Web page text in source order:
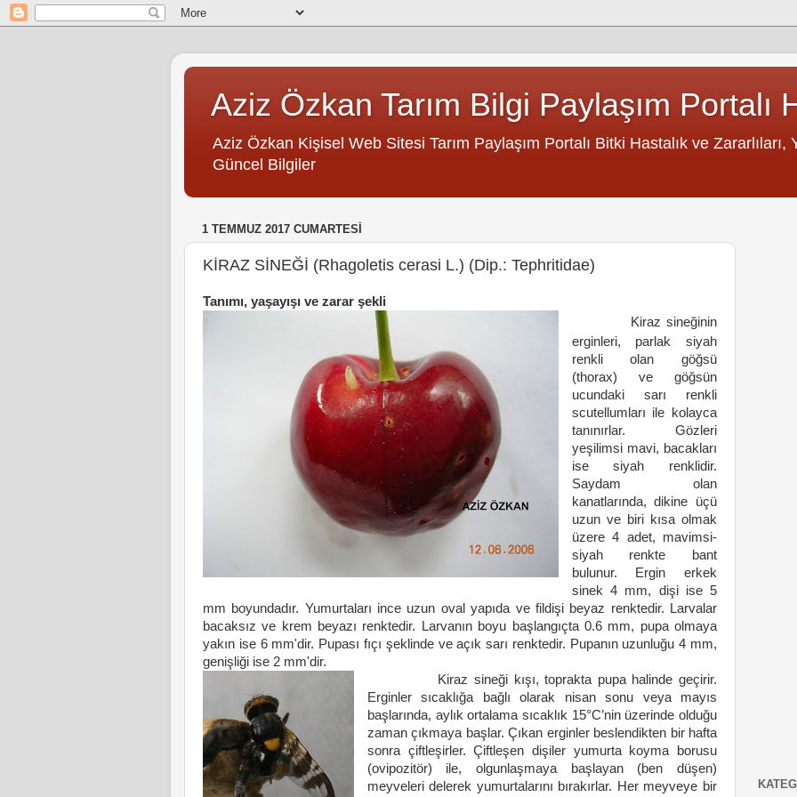
Aziz Özkan Tarım Bilgi Paylaşım Portalı
Aziz Özkan Kişisel Web Sitesi Tarım Paylaşım Portalı Bitki Hastalık ve Zararlıları,
Güncel Bilgiler
1 TEMMUZ 2017 CUMARTESI
KİRAZ SİNEĞİ (Rhagoletis cerasi L.) (Dip.: Tephritidae)
Tanımı, yaşayışı ve zarar şekli
Kiraz sineğinin
erginleri, parlak siyah
renkli olan göğsü
(thorax) ve göğsün
ucundaki sarı renkli
scutellumları ile kolayca
tanınırlar. Gözleri
yeşilimsi mavi, bacakları
ise siyah renklidir.
Saydam olan
kanatlarında, dikine üçü
uzun ve biri kısa olmak
üzere 4 adet, mavimsi-
siyah renkte bant
bulunur. Ergin erkek
sinek4 mm, dişi ise5
mm boyundadır. Yumurtaları ince uzun oval yapıda ve fildişi beyaz renktedir. Larvalar
bacaksız ve krem beyazı renktedir. Larvanın boyu başlangıçta 0.6 mm, pupa olmaya
yakın ise 6 mm'dir. Pupası fıçı şeklinde ve açık sarı renktedir. Pupanın uzunluğu4 mm,
genişliği ise 2 mm'dir.
Kiraz sineği kışı, toprakta pupa halinde geçirir.
Erginler sıcaklığa bağlı olarak nisan sonu veya mayıs
başlarında, aylık ortalama sıcaklık 15°C’nin üzerinde olduğu
zaman çıkmaya başlar. Çıkan erginler beslendikten bir hafta
sonra çiftleşirler. Çiftleşen dişiler yumurta koyma borusu
(ovipozitör) ile, olgunlaşmaya başlayan (ben düşen)
meyveleri delerek yumurtalarını bırakırlar. Her meyveye bir